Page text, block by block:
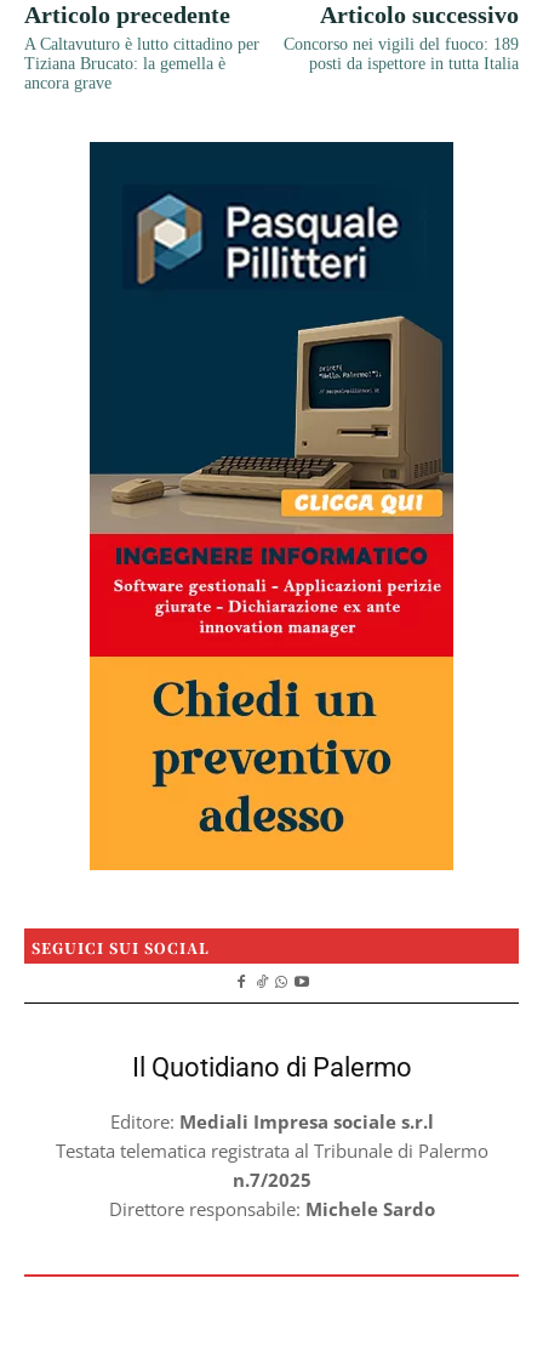
Articolo precedente
A Caltavuturo è lutto cittadino per
Tiziana Brucato: la gemella è
ancora grave
Articolo successivo
Concorso nei vigili del fuoco: 189
posti da ispettore in tutta Italia
SEGUICI SUI SOCIAL
Il Quotidiano di Palermo
Editore: Mediali Impresa sociale s.r.l
Testata telematica registrata al Tribunale di Palermo
n.7/2025
Direttore responsabile: Michele Sardo